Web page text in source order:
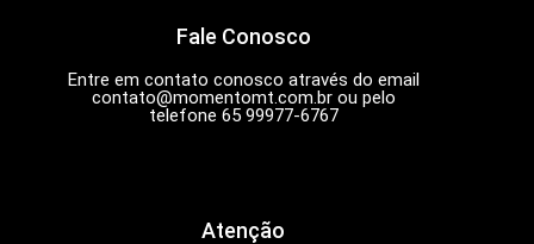
Fale Conosco
Entre em contato conosco através do email
contato@momentomt.com.brou pelo
telefone 65 99977-6767
Atenção